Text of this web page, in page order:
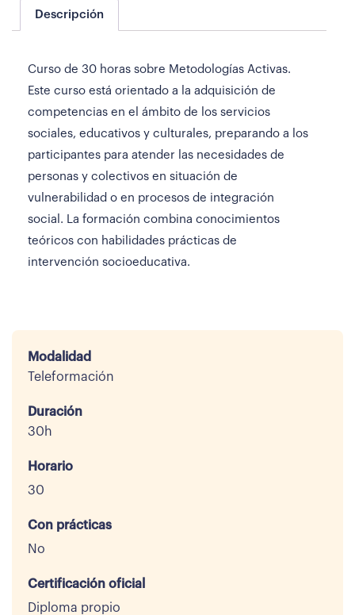
Descripción
Curso de 30 horas sobre Metodologías Activas.
Este curso está orientado a la adquisición de
competencias en el ámbito de los servicios
sociales, educativos y culturales, preparando a los
participantes para atender las necesidades de
personas y colectivos en situación de
vulnerabilidad o en procesos de integración
social. La formación combina conocimientos
teóricos con habilidades prácticas de
intervención socioeducativa.
Modalidad
Teleformación
Duración
30h
Horario
30
Con prácticas
No
Certificación oficial
Diploma propio